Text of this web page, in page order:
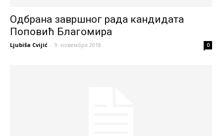
Одбрана завршног рада кандидата
Поповић Благомира
Ljubiša Cvijić - 9. новембра 2018. 0